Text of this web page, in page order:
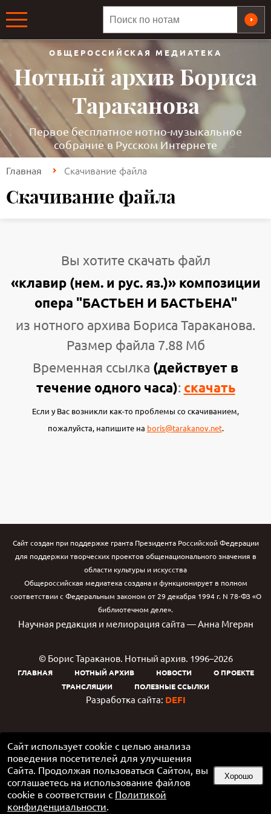
Сайт использует cookie с целью анализа
поведения посетителей для улучшения
Сайта. Продолжая пользоваться Сайтом, вы
соглашаетесь на использование файлов
cookie в соответствии с Политикой
конфиденциальности.
Хорошо
ОБЩЕРОССИЙСКАЯ МЕДИАТЕКА
Нотный архив Бориса
Тараканова
Первое бесплатное нотно-музыкальное
собрание в Русском Интернете
Главная Скачивание файла
Скачивание файла
Вы хотите скачать файл
«клавир (нем. и рус. яз.)» композиции
опера "БАСТЬЕН И БАСТЬЕНА"
из нотного архива Бориса Тараканова.
Размер файла 7.88 Мб
Временная ссылка (действует в
течение одного часа): скачать
Если у Вас возникли как-то проблемы со скачиванием,
пожалуйста, напишите на boris@tarakanov.net.
Сайт создан при поддержке гранта Президента Российской Федерации
для поддержки творческих проектов общенационального значения в
области культуры и искусства
Общероссийская медиатека создана и функционирует в полном
соответствии с Федеральным законом от 29 декабря 1994 г. N 78-ФЗ «О
библиотечном деле».
Научная редакция и мелиорация сайта — Анна Мгерян
© Борис Тараканов. Нотный архив. 1996–2026
ГЛАВНАЯ НОТНЫЙ АРХИВ НОВОСТИ
О ПРОЕКТЕ
ТРАНСЛЯЦИИ
ПОЛЕЗНЫЕ ССЫЛКИ
Разработка сайта: DEFI
Google Play и логотип Google Play являются товарными знаками